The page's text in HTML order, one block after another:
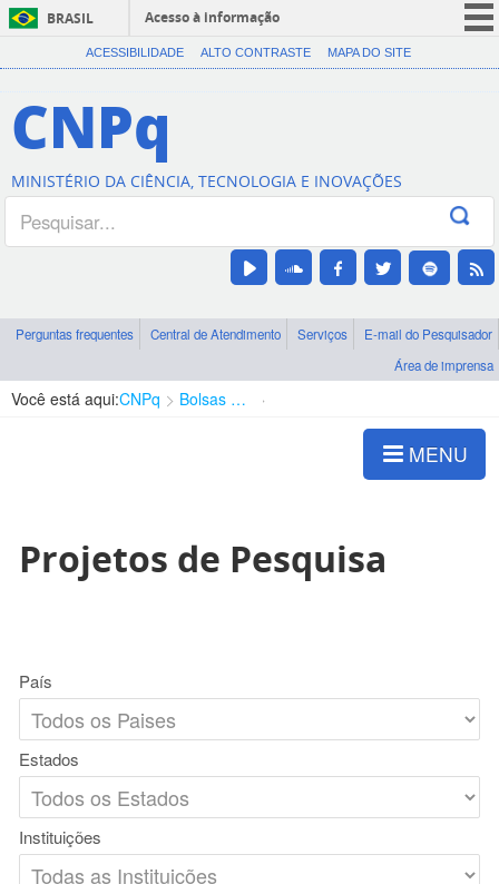
BRASIL
Acesso à informação
CORONAVÍRUS (COVID-19)
Canais
ACESSIBILIDADE ALTO CONTRASTE MAPA DO SITE
CNPq
MINISTÉRIO DA CIÊNCIA, TECNOLOGIA E INOVAÇÕES
Perguntas frequentes Central de Atendimento Serviços
E-mail do Pesquisador
Área de imprensa
Você está aqui:CNPq Bolsas e Auxílios Vigentes
MENU
Projetos de Pesquisa
País
Estados
Instituições